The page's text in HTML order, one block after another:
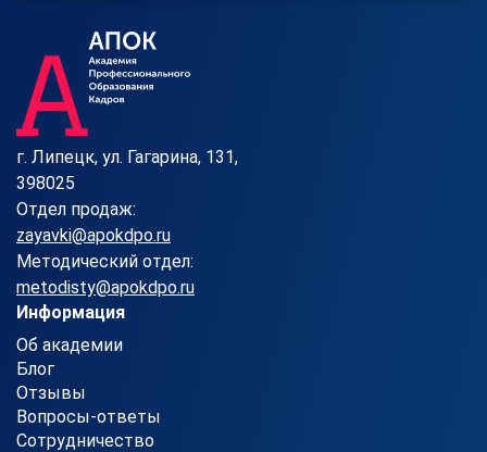
г. Липецк, ул. Гагарина, 131,
398025
Отдел продаж:
zayavki@apokdpo.ru
Методический отдел:
metodisty@apokdpo.ru
Информация
Об академии
Блог
Отзывы
Вопросы-ответы
Сотрудничество